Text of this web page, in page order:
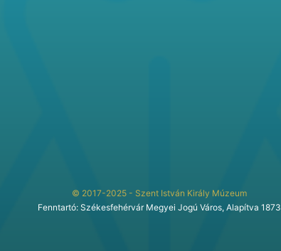
© 2017-2025 - Szent István Király Múzeum
Fenntartó: Székesfehérvár Megyei Jogú Város, Alapítva 1873